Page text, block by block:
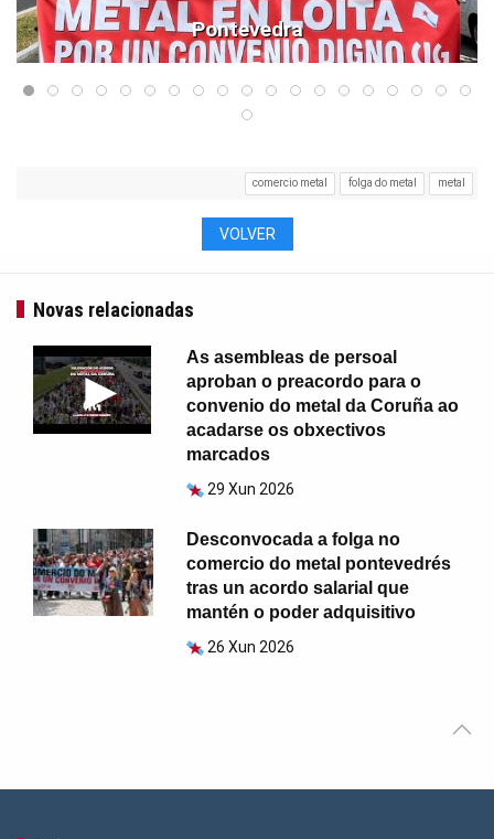
Pontevedra
comercio metal folga do metal metal
VOLVER
Novas relacionadas
As asembleas de persoal
aproban o preacordo para o
convenio do metal da Coruña ao
acadarse os obxectivos
marcados
29 Xun 2026
Desconvocada a folga no
comercio do metal pontevedrés
tras un acordo salarial que
mantén o poder adquisitivo
26 Xun 2026